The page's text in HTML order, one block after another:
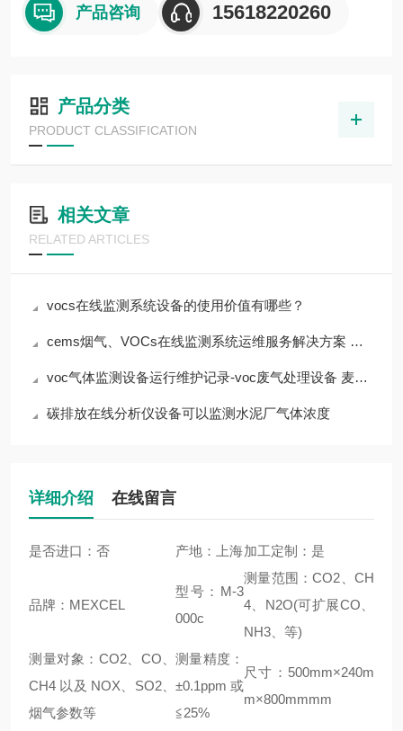
产品咨询 15618220260
产品分类
PRODUCT CLASSIFICATION
相关文章
RELATED ARTICLES
vocs在线监测系统设备的使用价值有哪些？
cems烟气、VOCs在线监测系统运维服务解决方案 上海麦越
voc气体监测设备运行维护记录-voc废气处理设备 麦越环境
碳排放在线分析仪设备可以监测水泥厂气体浓度
详细介绍 在线留言
是否进口：否 产地：上海加工定制：是
品牌：MEXCEL
型号：M-3
000c
测量范围：CO2、CH
4、N2O(可扩展CO、
NH3、等)
测量对象：CO2、CO、
CH4 以及 NOX、SO2、
烟气参数等
测量精度：
±0.1ppm或
≦25%
尺寸：500mm×240m
m×800mmmm